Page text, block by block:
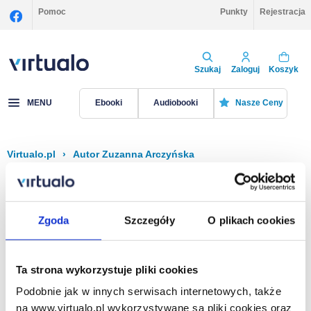
Zgoda Szczegóły O plikach cookies
Ta strona wykorzystuje pliki cookies
Podobnie jak w innych serwisach internetowych, także
na www.virtualo.pl wykorzystywane są pliki cookies oraz
Pomoc Punkty Rejestracja
Szukaj Zaloguj Koszyk
MENU Ebooki Audiobooki Nasze Ceny
Virtualo.pl › Autor Zuzanna Arczyńska
Filtruj Sortuj
Na stronie